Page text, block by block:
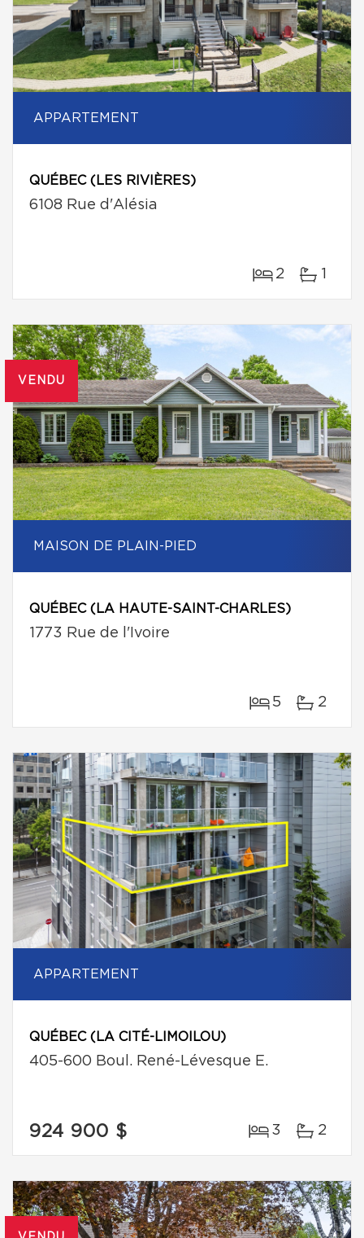
APPARTEMENT
QUÉBEC (LES RIVIÈRES)
6108 Rue d'Alésia
2 1
VENDU
MAISON DE PLAIN-PIED
QUÉBEC (LA HAUTE-SAINT-CHARLES)
1773 Rue de l'Ivoire
5 2
APPARTEMENT
QUÉBEC (LA CITÉ-LIMOILOU)
405-600 Boul. René-Lévesque E.
924 900 $ 3 2